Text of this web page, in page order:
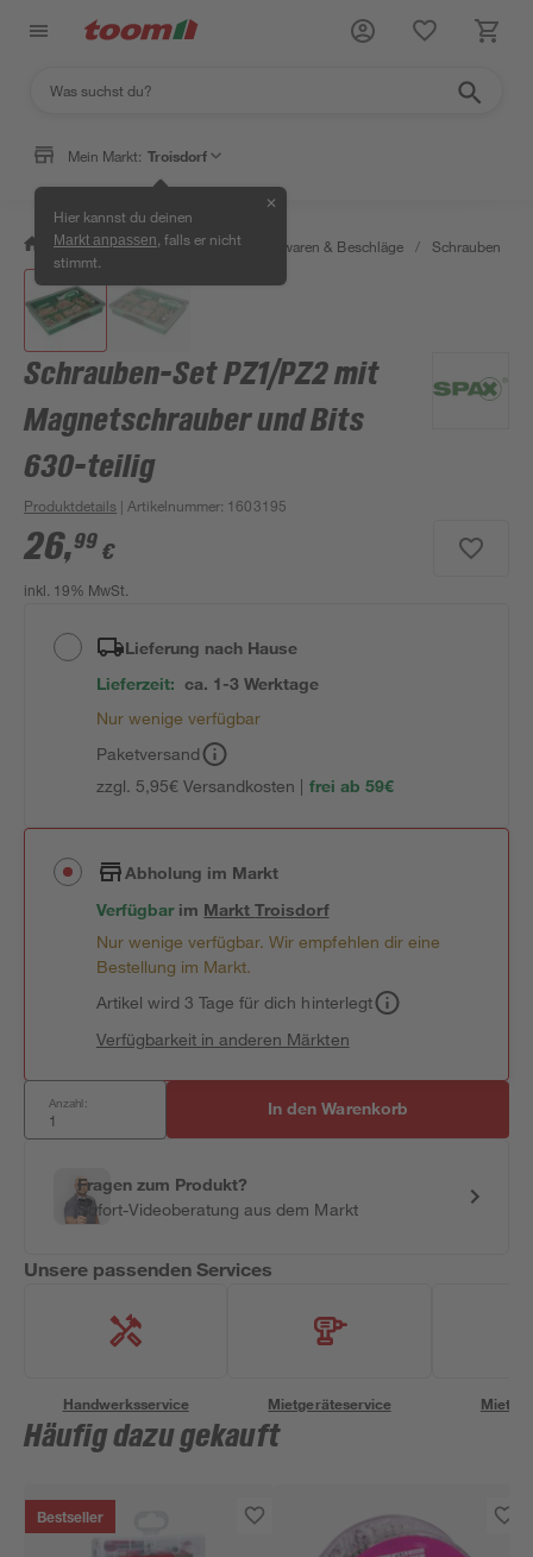
Mein Markt: Troisdorf
Hier kannst du deinen
Markt anpassen , falls er nicht
stimmt.
✕
/ Werkstatt & Maschinen / Eisenwaren & Beschläge / Schrauben
Schrauben-Set PZ1/PZ2 mit
Magnetschrauber und Bits
630-teilig
Produktdetails | Artikelnummer: 1603195
26,99 €
inkl. 19% MwSt.
Lieferung nach Hause
Lieferzeit: ca. 1-3 Werktage
Nur wenige verfügbar
Paketversand
zzgl. 5,95€ Versandkosten | frei ab 59€
Abholung im Markt
Verfügbar im MarktTroisdorf
Nur wenige verfügbar. Wir empfehlen dir eine
Bestellung im Markt.
Artikel wird 3 Tage für dich hinterlegt
Verfügbarkeit in anderen Märkten
Anzahl: In den Warenkorb
Fragen zum Produkt?
Sofort-Videoberatung aus dem Markt
Unsere passenden Services
Handwerksservice Mietgeräteservice
Häufig dazu gekauft
Bestseller